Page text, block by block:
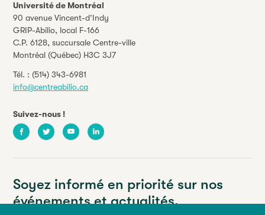
Université de Montréal
90 avenue Vincent-d’Indy
GRIP-Abilio, local F-166
C.P. 6128, succursale Centre-ville
Montréal (Québec) H3C 3J7
Tél. : (514) 343-6981
info@centreabilio.ca
Suivez-nous !
FacebookTwitter YoutubeLinkedIn
Soyez informé en priorité sur nos
événements et actualités.